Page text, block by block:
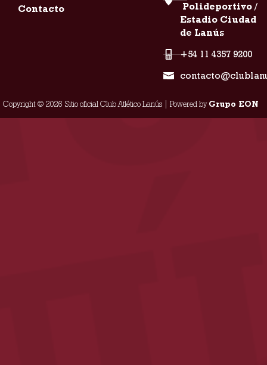
Contacto
Polideportivo /
Estadio Ciudad
de Lanús
+54 11 4357 9200
Copyright © 2026 Sitio oficial Club Atlético Lanús | Powered byGrupo EON